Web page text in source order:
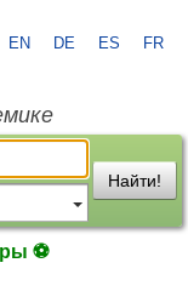
EN DE ES FR
Найти!
⚽